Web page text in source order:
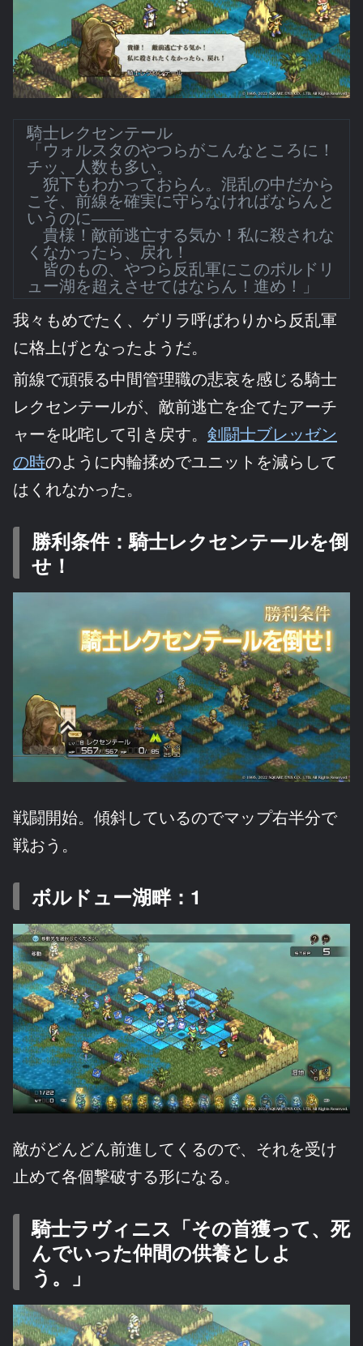
騎士レクセンテール
「ウォルスタのやつらがこんなところに！
チッ、人数も多い。
猊下もわかっておらん。混乱の中だから
こそ、前線を確実に守らなければならんと
いうのに――
貴様！敵前逃亡する気か！私に殺されな
くなかったら、戻れ！
皆のもの、やつら反乱軍にこのボルドリ
ュー湖を超えさせてはならん！進め！」
我々もめでたく、ゲリラ呼ばわりから反乱軍
に格上げとなったようだ。
前線で頑張る中間管理職の悲哀を感じる騎士
レクセンテールが、敵前逃亡を企てたアーチ
ャーを叱咤して引き戻す。 剣闘士ブレッゼン
の時のように内輪揉めでユニットを減らして
はくれなかった。
勝利条件：騎士レクセンテールを倒
せ！
戦闘開始。傾斜しているのでマップ右半分で
戦おう。
ボルドュー湖畔：1
敵がどんどん前進してくるので、それを受け
止めて各個撃破する形になる。
騎士ラヴィニス「その首獲って、死
んでいった仲間の供養としよ
う。」